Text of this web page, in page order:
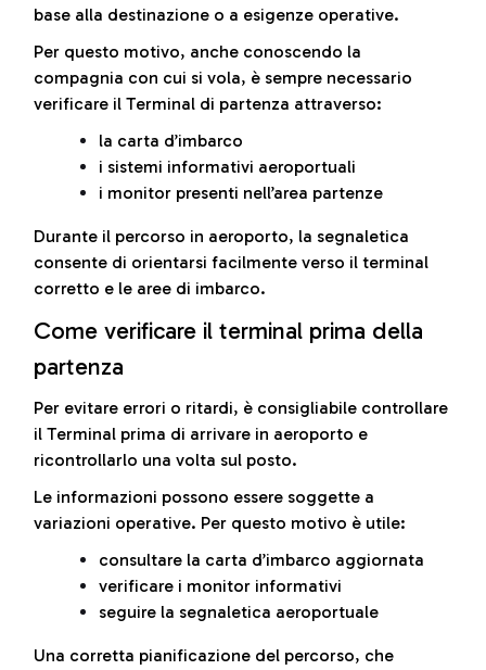
base alla destinazione o a esigenze operative.
Per questo motivo, anche conoscendo la
compagnia con cui si vola, è sempre necessario
verificare il Terminal di partenza attraverso:
la carta d’imbarco
i sistemi informativi aeroportuali
i monitor presenti nell’area partenze
Durante il percorso in aeroporto, la segnaletica
consente di orientarsi facilmente verso il terminal
corretto e le aree di imbarco.
Come verificare il terminal prima della
partenza
Per evitare errori o ritardi, è consigliabile controllare
il Terminal prima di arrivare in aeroporto e
ricontrollarlo una volta sul posto.
Le informazioni possono essere soggette a
variazioni operative. Per questo motivo è utile:
consultare la carta d’imbarco aggiornata
verificare i monitor informativi
seguire la segnaletica aeroportuale
Una corretta pianificazione del percorso, che